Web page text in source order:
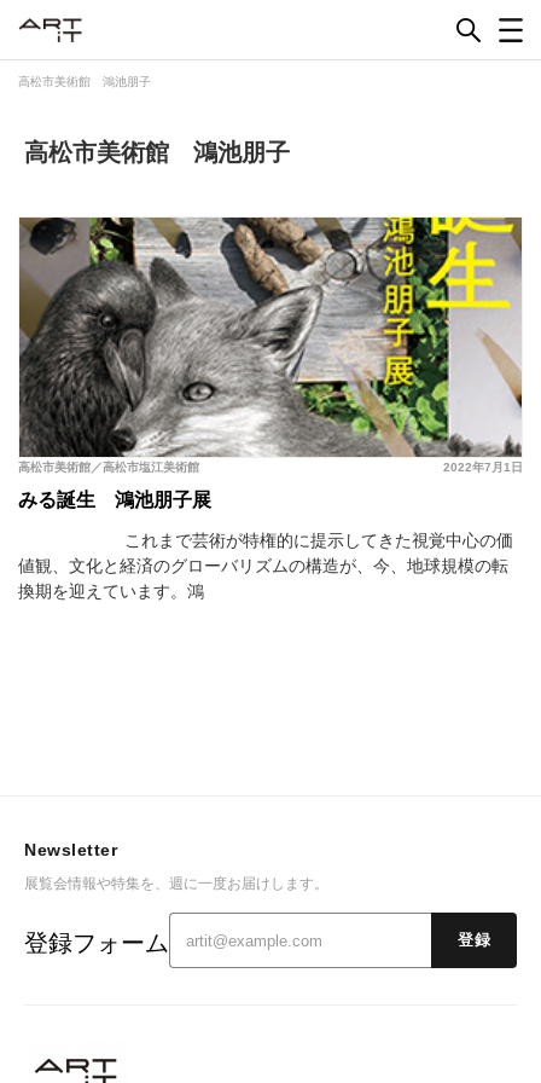
content
高松市美術館 鴻池朋子
高松市美術館 鴻池朋子
2022年7月1日
高松市美術館／高松市塩江美術館
みる誕生 鴻池朋子展
これまで芸術が特権的に提示してきた視覚中心の価
値観、文化と経済のグローバリズムの構造が、今、地球規模の転
換期を迎えています。鴻
Newsletter
展覧会情報や特集を、週に一度お届けします。
登録フォーム 登録